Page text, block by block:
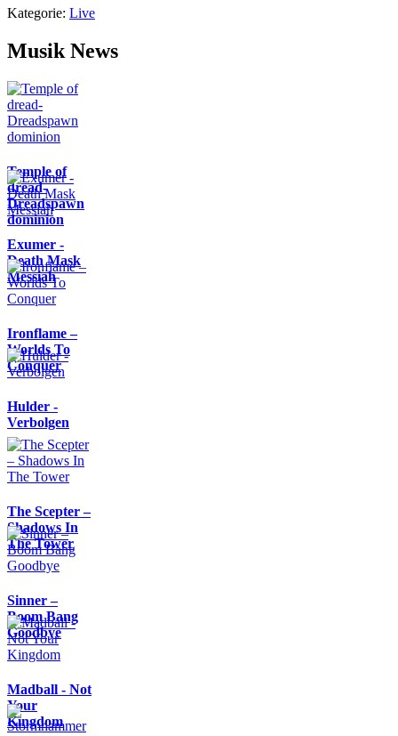
Kategorie: Live
Musik News
Temple of
dread-
Dreadspawn
dominion
Exumer -
Death Mask
Messiah
Ironflame –
Worlds To
Conquer
Hulder -
Verbolgen
The Scepter –
Shadows In
The Tower
Sinner –
Boom Bang
Goodbye
Madball - Not
Your
Kingdom